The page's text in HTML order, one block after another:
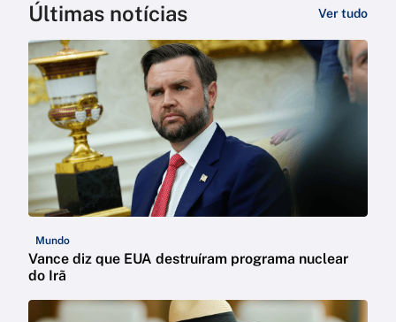
Últimas notícias Ver tudo
Mundo
Vance diz que EUA destruíram programa nuclear
do Irã